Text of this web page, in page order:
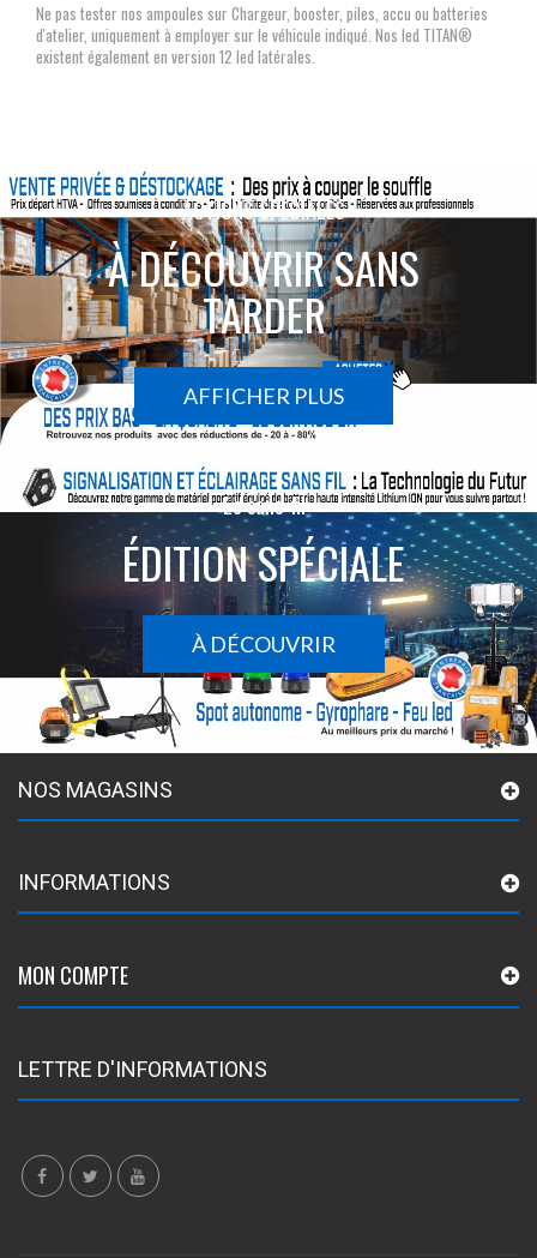
Ne pas tester nos ampoules sur Chargeur, booster, piles, accu ou batteries
d'atelier, uniquement à employer sur le véhicule indiqué. Nos led TITAN®
existent également en version 12 led latérales.
ACTIONS SPÉCIALES
À DÉCOUVRIR SANS
TARDER
AFFICHER PLUS
Le sans-fil
ÉDITION SPÉCIALE
À DÉCOUVRIR
NOS MAGASINS
INFORMATIONS
MON COMPTE
LETTRE D'INFORMATIONS